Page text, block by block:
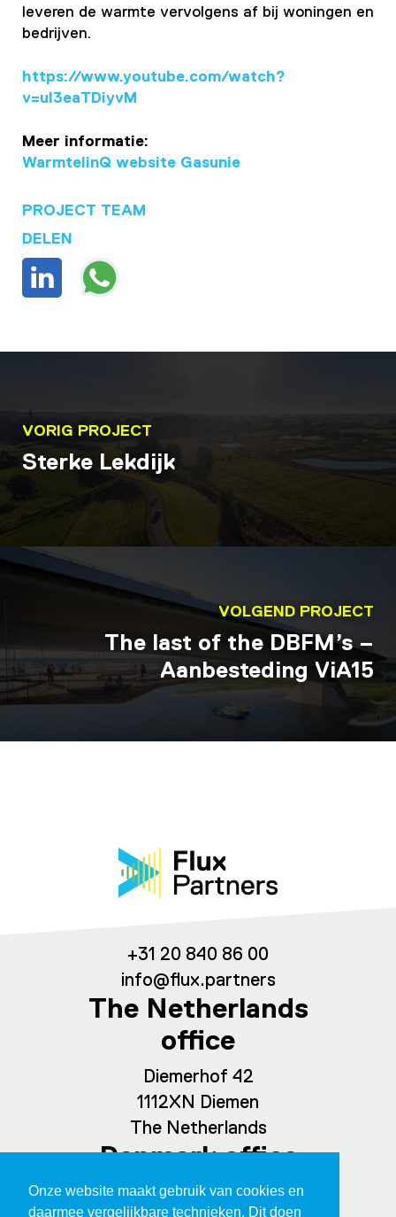
Onze website maakt gebruik van cookies en
daarmee vergelijkbare technieken. Dit doen
leveren de warmte vervolgens af bij woningen en
bedrijven.
https://www.youtube.com/watch?
v=uI3eaTDiyvM
Meer informatie:
WarmtelinQ website Gasunie
PROJECT TEAM
DELEN
VORIG PROJECT
Sterke Lekdijk
VOLGEND PROJECT
The last of the DBFM’s –
Aanbesteding ViA15
+31 20 840 86 00
info@flux.partners
The Netherlands
office
Diemerhof 42
1112XN Diemen
The Netherlands
Denmark office
Spaces Ny Carlsberg Vej 80